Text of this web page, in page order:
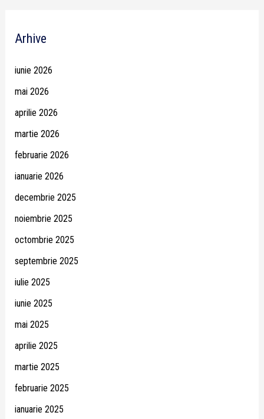
Arhive
iunie 2026
mai 2026
aprilie 2026
martie 2026
februarie 2026
ianuarie 2026
decembrie 2025
noiembrie 2025
octombrie 2025
septembrie 2025
iulie 2025
iunie 2025
mai 2025
aprilie 2025
martie 2025
februarie 2025
ianuarie 2025